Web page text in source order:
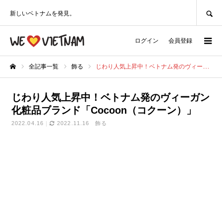
新しいベトナムを発見。
ログイン 会員登録
全記事一覧 飾る じわり人気上昇中！ベトナム発のヴィーガン化粧品ブランド「Cocoon（コクーン）」
じわり人気上昇中！ベトナム発のヴィーガン
化粧品ブランド「Cocoon（コクーン）」
2022.04.16 2022.11.16 飾る